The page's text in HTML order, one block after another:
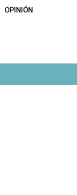
OPINIÓN